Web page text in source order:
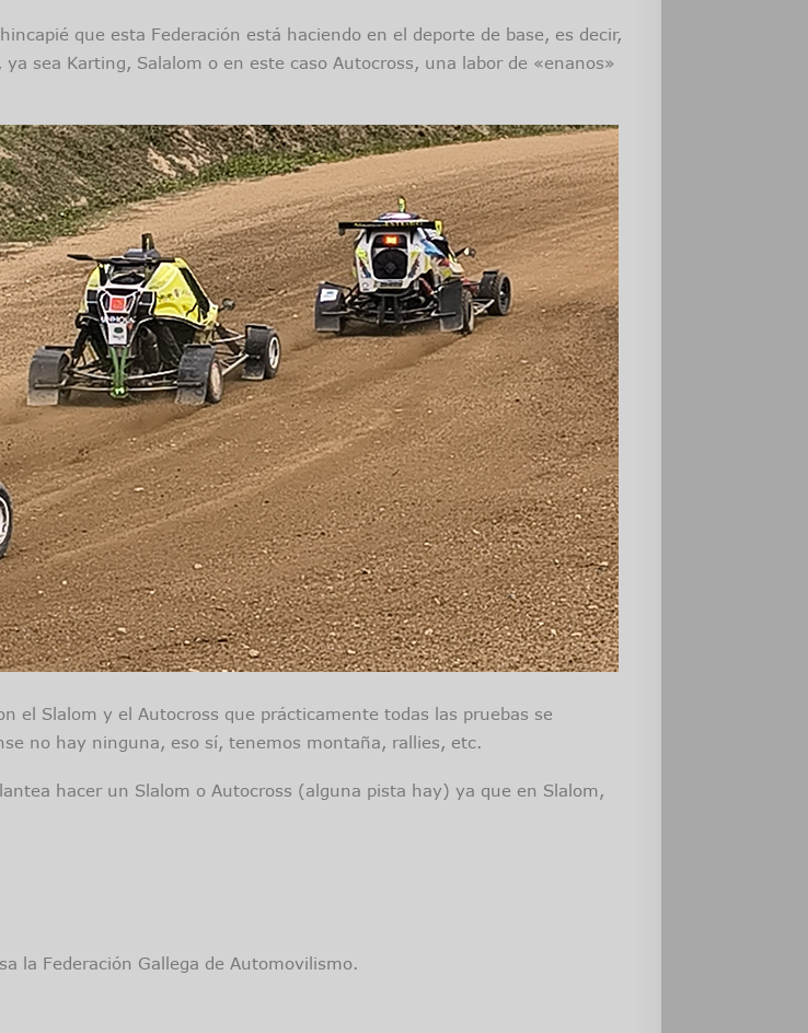
que esta Federación está haciendo en el deporte de base, es decir,
sea Karting, Salalom o en este caso Autocross, una labor de «enanos»
el Slalom y el Autocross que prácticamente todas las pruebas se
no hay ninguna, eso sí, tenemos montaña, rallies, etc.
hacer un Slalom o Autocross (alguna pista hay) ya que en Slalom,
la Federación Gallega de Automovilismo.